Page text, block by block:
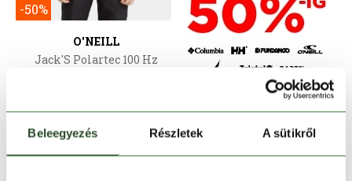
Beleegyezés Részletek A sütikről
-50%
O'NEILL
Jack'S Polartec 100 Hz